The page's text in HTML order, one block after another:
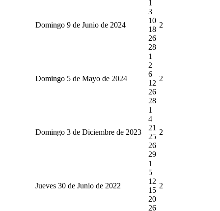
Domingo 9 de Junio de 2024
1
3
10
18
26
28
2
Domingo 5 de Mayo de 2024
1
2
6
12
26
28
2
Domingo 3 de Diciembre de 2023
1
4
21
25
26
29
2
Jueves 30 de Junio de 2022
1
5
12
15
20
26
2